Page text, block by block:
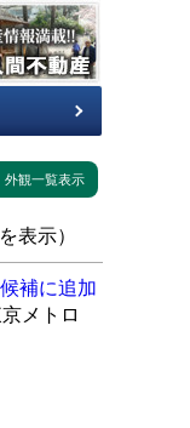
15 件を表示）
メトロ
候補に追加